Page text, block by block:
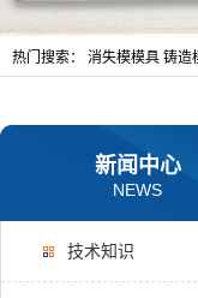
热门搜索： 消失模模具 铸造
新闻中心
NEWS
技术知识